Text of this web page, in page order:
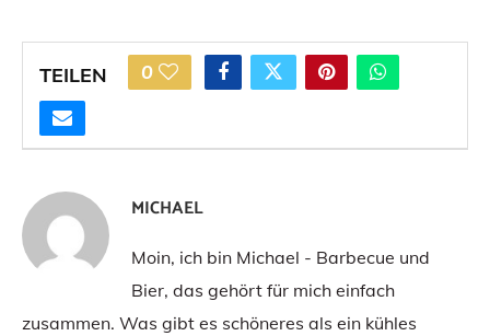
TEILEN 0
MICHAEL
Moin, ich bin Michael - Barbecue und
Bier, das gehört für mich einfach
zusammen. Was gibt es schöneres als ein kühles